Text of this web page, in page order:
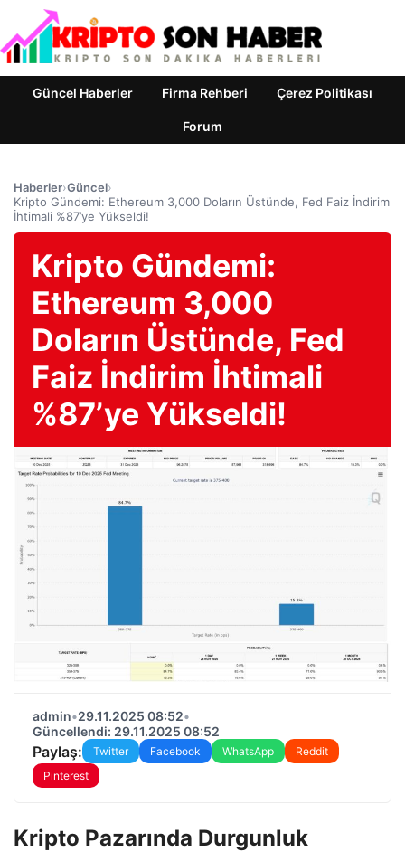
Güncel Haberler Firma Rehberi Çerez Politikası
Forum
Haberler›Güncel›
Kripto Gündemi: Ethereum 3,000 Doların Üstünde, Fed Faiz İndirim
İhtimali %87’ye Yükseldi!
Kripto Gündemi:
Ethereum 3,000
Doların Üstünde, Fed
Faiz İndirim İhtimali
%87’ye Yükseldi!
admin•29.11.2025 08:52•
Güncellendi: 29.11.2025 08:52
Paylaş: Twitter Facebook WhatsApp
Reddit
Pinterest
Kripto Pazarında Durgunluk